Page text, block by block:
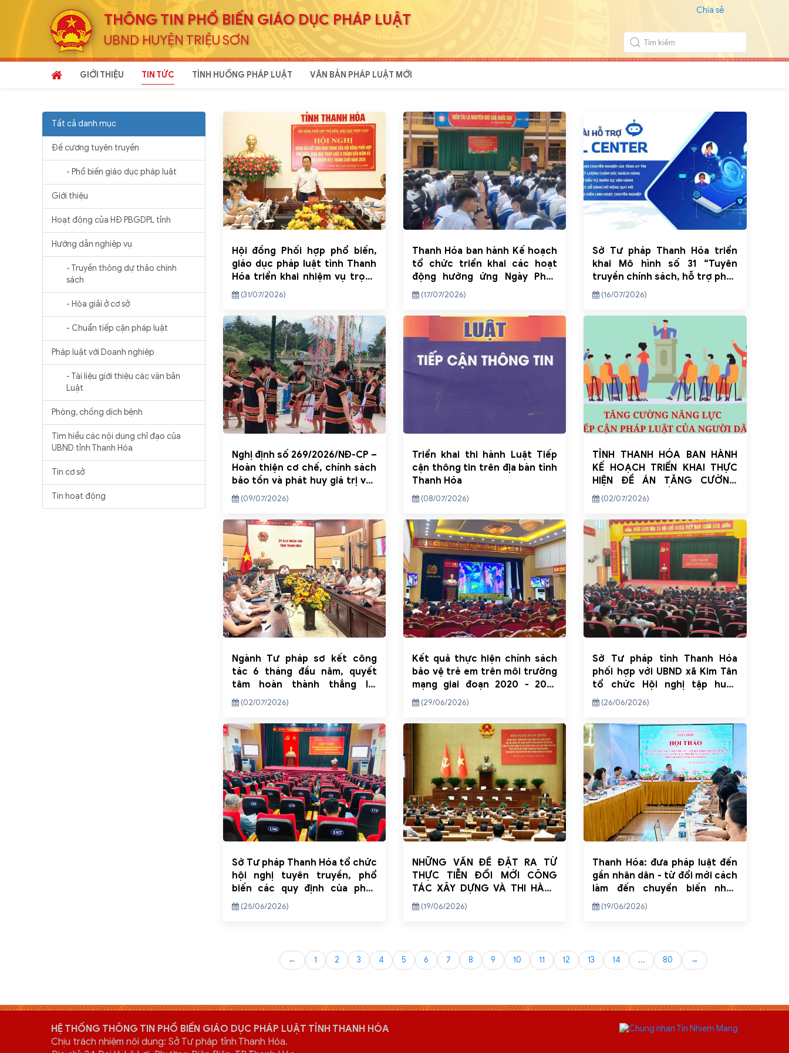
THÔNG TIN PHỔ BIẾN GIÁO DỤC PHÁP LUẬT
UBND HUYỆN TRIỆU SƠN
Chia sẻ
GIỚI THIỆU TIN TỨC TÌNH HUỐNG PHÁP LUẬT VĂN BẢN PHÁP LUẬT MỚI
Tất cả danh mục
Đề cương tuyên truyền
- Phổ biến giáo dục pháp luật
Giới thiệu
Hoạt động của HĐ PBGDPL tỉnh
Hướng dẫn nghiệp vụ
- Truyền thông dự thảo chính
sách
- Hòa giải ở cơ sở
- Chuẩn tiếp cận pháp luật
Pháp luật với Doanh nghiệp
- Tài liệu giới thiệu các văn bản
Luật
Phòng, chống dịch bệnh
Tìm hiểu các nội dung chỉ đạo của
UBND tỉnh Thanh Hóa
Tin cơ sở
Tin hoạt động
Hội đồng Phối hợp phổ biến,
giáo dục pháp luật tỉnh Thanh
Hóa triển khai nhiệm vụ trọng
tâm 6 tháng cuối năm 2026
(31/07/2026)
Thanh Hóa ban hành Kế hoạch
tổ chức triển khai các hoạt
động hưởng ứng Ngày Pháp
luật Việt Nam năm 2026
(17/07/2026)
Sở Tư pháp Thanh Hóa triển
khai Mô hình số 31 “Tuyên
truyền chính sách, hỗ trợ pháp
lý qua ứng dụng VNeID và Tổng
(16/07/2026)
Nghị định số 269/2026/NĐ-CP –
Hoàn thiện cơ chế, chính sách
bảo tồn và phát huy giá trị văn
hóa truyền thống tốt đẹp của
phát triển bền vững
(09/07/2026)
Triển khai thi hành Luật Tiếp
cận thông tin trên địa bàn tỉnh
Thanh Hóa
(08/07/2026)
TỈNH THANH HÓA BAN HÀNH
KẾ HOẠCH TRIỂN KHAI THỰC
HIỆN ĐỀ ÁN TĂNG CƯỜNG
NĂNG LỰC TIẾP CẬN PHÁP
(02/07/2026)
Ngành Tư pháp sơ kết công
tác 6 tháng đầu năm, quyết
tâm hoàn thành thắng lợi
nhiệm vụ năm 2026
(02/07/2026)
Kết quả thực hiện chính sách
bảo vệ trẻ em trên môi trường
mạng giai đoạn 2020 - 2025
trên địa bàn tỉnh Thanh Hóa
(29/06/2026)
Sở Tư pháp tỉnh Thanh Hóa
phối hợp với UBND xã Kim Tân
tổ chức Hội nghị tập huấn
công tác hòa giải ở cơ sở
(26/06/2026)
Sở Tư pháp Thanh Hóa tổ chức
hội nghị tuyên truyền, phổ
biến các quy định của pháp
luật về xây dựng cấp xã đạt
(25/06/2026)
NHỮNG VẤN ĐỀ ĐẶT RA TỪ
THỰC TIỄN ĐỔI MỚI CÔNG
TÁC XÂY DỰNG VÀ THI HÀNH
PHÁP LUẬT TRÊN ĐỊA BÀN TỈNH
(19/06/2026)
Thanh Hóa: đưa pháp luật đến
gần nhân dân - từ đổi mới cách
làm đến chuyển biến nhận
thức
(19/06/2026)
← 1 2 3 4 5 6 7 8 9 10 11 12 13 14 ... 80 →
HỆ THỐNG THÔNG TIN PHỔ BIẾN GIÁO DỤC PHÁP LUẬT TỈNH THANH HÓA
Chịu trách nhiệm nội dung: Sở Tư pháp tỉnh Thanh Hóa.